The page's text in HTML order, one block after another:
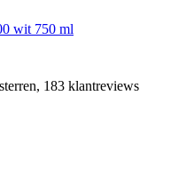
wit 750 ml
183 klantreviews